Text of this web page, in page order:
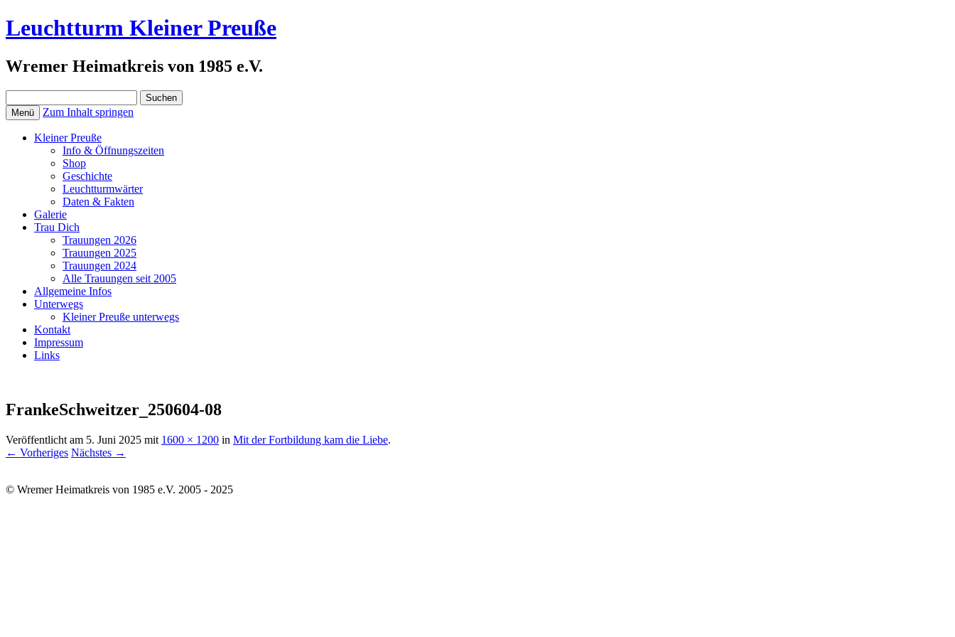
Leuchtturm Kleiner Preuße
Wremer Heimatkreis von 1985 e.V.
nach:
Menü Zum Inhalt springen
Kleiner Preuße
Info & Öffnungszeiten
Shop
Geschichte
Leuchtturmwärter
Daten & Fakten
Galerie
Trau Dich
Trauungen 2026
Trauungen 2025
Trauungen 2024
Alle Trauungen seit 2005
Allgemeine Infos
Unterwegs
Kleiner Preuße unterwegs
Kontakt
Impressum
Links
FrankeSchweitzer_250604-08
Veröffentlicht am 5. Juni 2025 mit 1600 × 1200 in Mit der Fortbildung kam die Liebe.
← Vorheriges Nächstes →
© Wremer Heimatkreis von 1985 e.V. 2005 - 2025